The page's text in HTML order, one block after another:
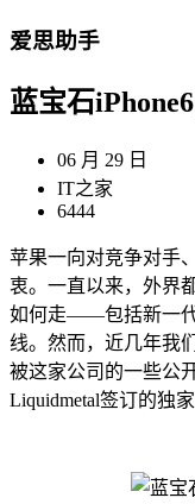
爱思助手
蓝宝石
06 月 29 日
IT之家
6444
苹果一向对竞争对手
衷。一直以来，外界
如何走——包括新一
线。然而，近几年我
被这家公司的一些公
Liquidmetal签订的独